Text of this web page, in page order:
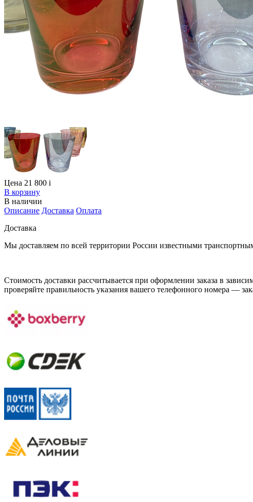
Цена 21 800 i
В корзину
В наличии
Описание Доставка Оплата
Доставка
Мы доставляем по всей территории России известными
Стоимость доставки рассчитывается при оформлении заказа в
проверяйте правильность указания вашего телефонного номера —